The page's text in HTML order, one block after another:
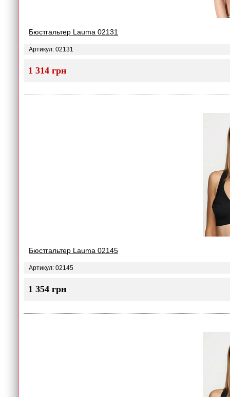
Бюстгальтер Lauma 02131
Артикул: 02131
1 314 грн
Бюстгальтер Lauma 02145
Артикул: 02145
1 354 грн